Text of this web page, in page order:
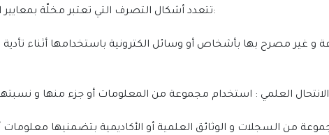
تتعدد أشكال التصرف التي تعتبر مخلّة بمعايير النزاهة الأكاديمية ، وتشمل الأفعال والتصرفات التالية:
2. الانتحال العلمي : استخدام مجموعة من المعلومات أو جزء منها و